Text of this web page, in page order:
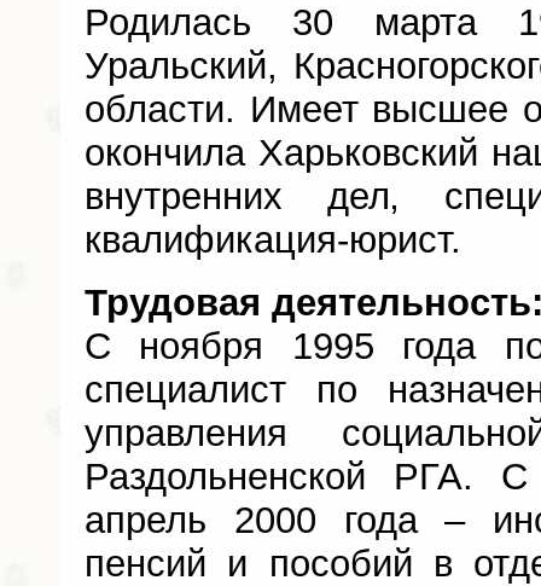
Родилась 30 марта
Уральский,
области. Имеет высшее
окончила Харьковский
внутренних дел‚
квалификация-юрист.
Трудовая
С ноября 1995 года
специалист по
управления
Раздольненской РГА.
апрель 2000 года –
пенсий и пособий в